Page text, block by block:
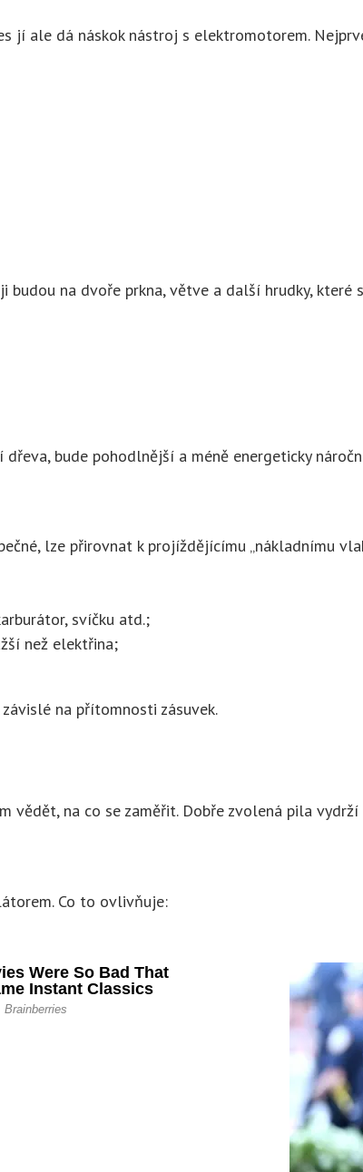
ale dá náskok nástroj s elektromotorem.
budou na dvoře prkna, větve a další hrudky,
bude pohodlnější a méně energeticky
lze přirovnat k projíždějícímu „nákladnímu
svíčku atd.;
než elektřina;
na přítomnosti zásuvek.
na co se zaměřit. Dobře zvolená pila
Co to ovlivňuje: